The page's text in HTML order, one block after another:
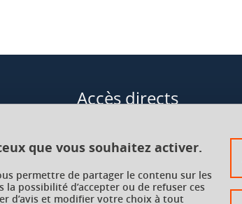
que vous souhaitez activer.
permettre de partager le contenu sur les
la possibilité d’accepter ou de refuser ces
d’avis et modifier votre choix à tout
Accès directs
Enseignements transversaux à
choix (ETC)